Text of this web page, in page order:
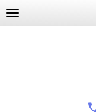
TOGGLE